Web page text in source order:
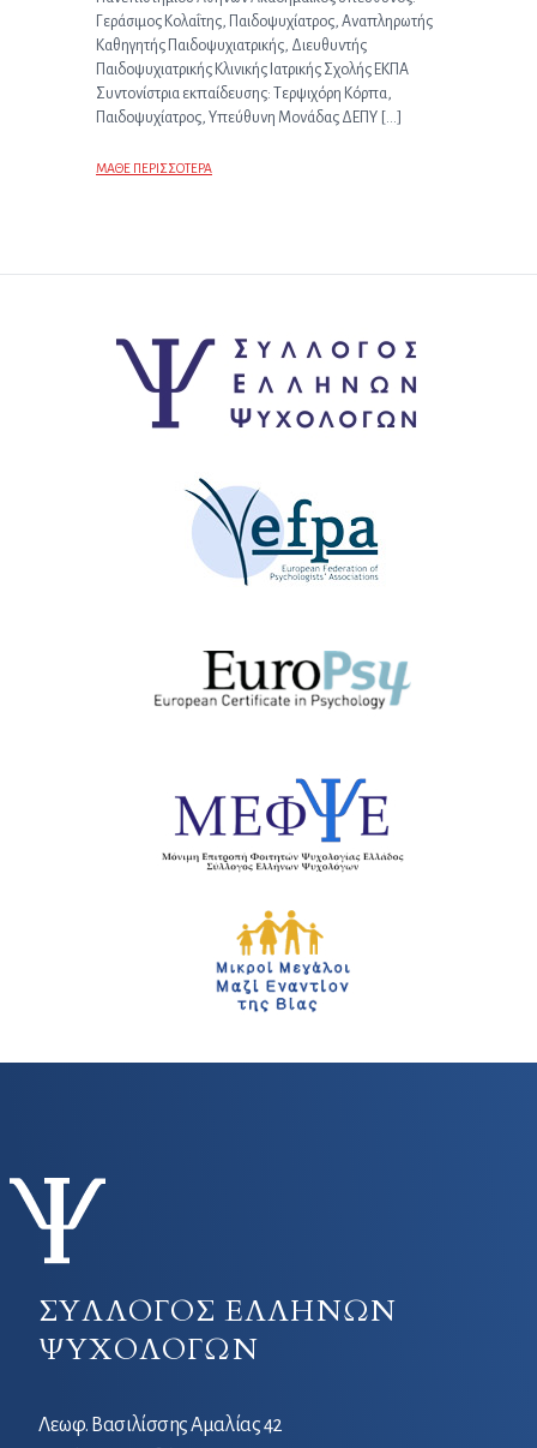
Γεράσιμος Κολαΐτης, Παιδοψυχίατρος, Αναπληρωτής
Καθηγητής Παιδοψυχιατρικής, Διευθυντής
Παιδοψυχιατρικής Κλινικής Ιατρικής Σχολής ΕΚΠΑ
Συντονίστρια εκπαίδευσης: Τερψιχόρη Κόρπα,
Παιδοψυχίατρος, Υπεύθυνη Μονάδας ΔΕΠΥ […]
ΜΑΘΕ ΠΕΡΙΣΣΟΤΕΡΑ
ΣΥΛΛΟΓΟΣ ΕΛΛΗΝΩΝ
ΨΥΧΟΛΟΓΩΝ
Λεωφ. Βασιλίσσης Αμαλίας 42